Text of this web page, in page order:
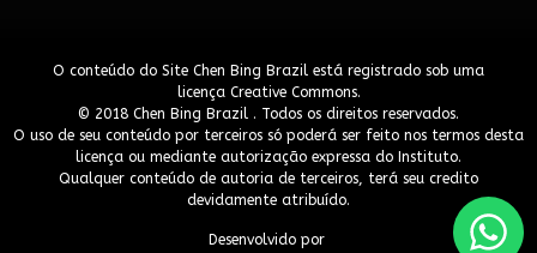
O conteúdo do Site Chen Bing Brazil está registrado sob uma
licença Creative Commons.
© 2018 Chen Bing Brazil . Todos os direitos reservados.
O uso de seu conteúdo por terceiros só poderá ser feito nos termos desta
licença ou mediante autorização expressa do Instituto.
Qualquer conteúdo de autoria de terceiros, terá seu credito
devidamente atribuído.
Desenvolvido por